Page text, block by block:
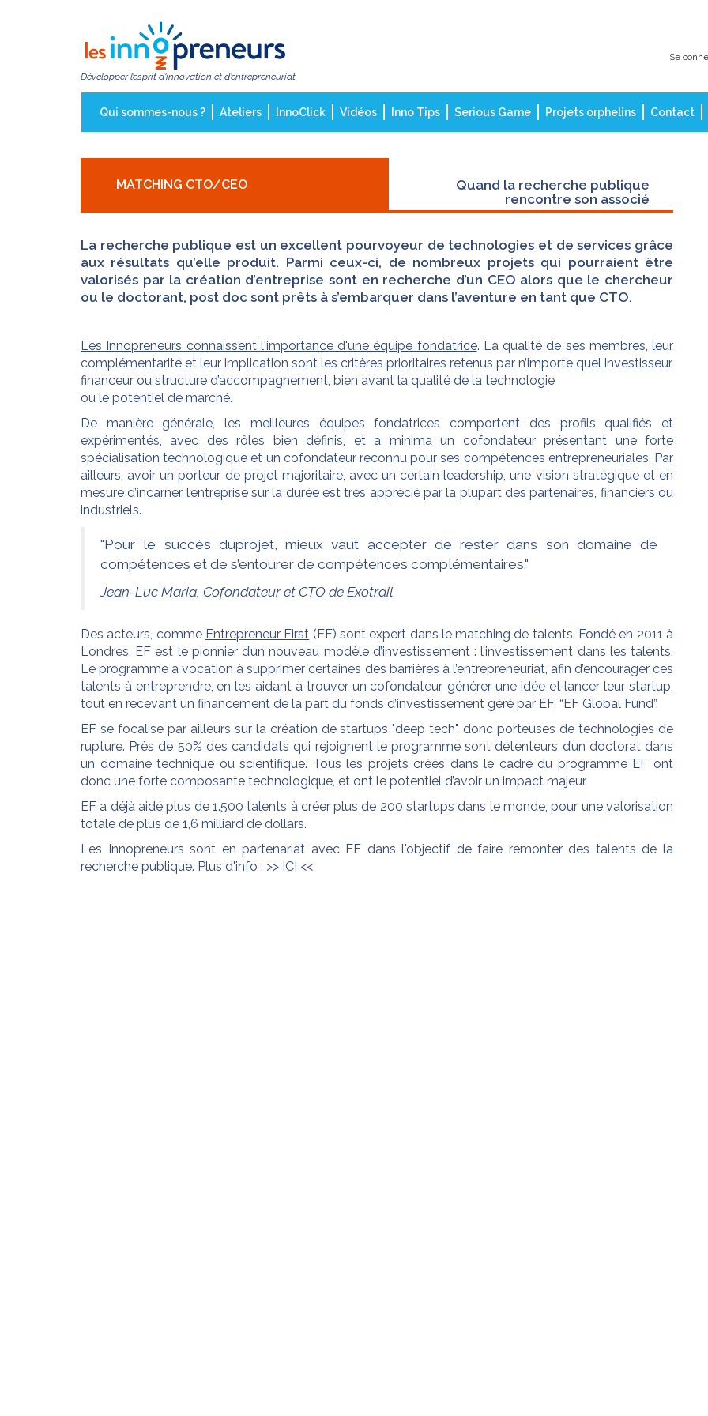
Développer l’esprit d’innovation et d’entrepreneuriat
Se
Qui sommes-nous ? Ateliers InnoClick Vidéos Inno Tips Serious Game Projets orphelins Contact
MATCHING CTO/CEO
Quand la recherche publique
rencontre son associé
La recherche publique est un excellent pourvoyeur de technologies et de services grâce
aux résultats qu’elle produit. Parmi ceux-ci, de nombreux projets qui pourraient être
valorisés par la création d’entreprise sont en recherche d’un CEO alors que le chercheur
ou le doctorant, post doc sont prêts à s’embarquer dans l’aventure en tant que CTO.
Les Innopreneurs connaissent l'importance d'une équipe fondatrice. La qualité de ses membres, leur
complémentarité et leur implication sont les critères prioritaires retenus par n’importe quel investisseur,
financeur ou structure d’accompagnement, bien avant la qualité de la technologie
ou le potentiel de marché.
De manière générale, les meilleures équipes fondatrices comportent des profils qualifiés et
expérimentés, avec des rôles bien définis, et a minima un cofondateur présentant une forte
spécialisation technologique et un cofondateur reconnu pour ses compétences entrepreneuriales. Par
ailleurs, avoir un porteur de projet majoritaire, avec un certain leadership, une vision stratégique et en
mesure d’incarner l’entreprise sur la durée est très apprécié par la plupart des partenaires, financiers ou
industriels.
"Pour le succès duprojet, mieux vaut accepter de rester dans son domaine de
compétences et de s’entourer de compétences complémentaires."
Jean-Luc Maria, Cofondateur et CTO de Exotrail
Des acteurs, comme Entrepreneur First (EF) sont expert dans le matching de talents. Fondé en 2011 à
Londres, EF est le pionnier d’un nouveau modèle d’investissement : l’investissement dans les talents.
Le programme a vocation à supprimer certaines des barrières à l’entrepreneuriat, afin d’encourager ces
talents à entreprendre, en les aidant à trouver un cofondateur, générer une idée et lancer leur startup,
tout en recevant un financement de la part du fonds d’investissement géré par EF, “EF Global Fund”.
EF se focalise par ailleurs sur la création de startups "deep tech", donc porteuses de technologies de
rupture. Près de 50% des candidats qui rejoignent le programme sont détenteurs d’un doctorat dans
un domaine technique ou scientifique. Tous les projets créés dans le cadre du programme EF ont
donc une forte composante technologique, et ont le potentiel d’avoir un impact majeur.
EF a déjà aidé plus de 1.500 talents à créer plus de 200 startups dans le monde, pour une valorisation
totale de plus de 1,6 milliard de dollars.
Les Innopreneurs sont en partenariat avec EF dans l'objectif de faire remonter des talents de la
recherche publique. Plus d'info : >> ICI <<